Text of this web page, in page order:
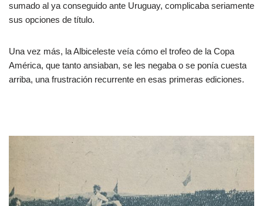
sumado al ya conseguido ante Uruguay, complicaba seriamente
sus opciones de título.
Una vez más, la Albiceleste veía cómo el trofeo de la Copa
América, que tanto ansiaban, se les negaba o se ponía cuesta
arriba, una frustración recurrente en esas primeras ediciones.